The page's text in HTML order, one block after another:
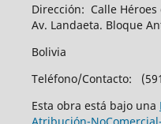
Dirección: Calle
Av. Landaeta. Bloque
Bolivia
Teléfono/Contacto:
Esta obra está bajo una